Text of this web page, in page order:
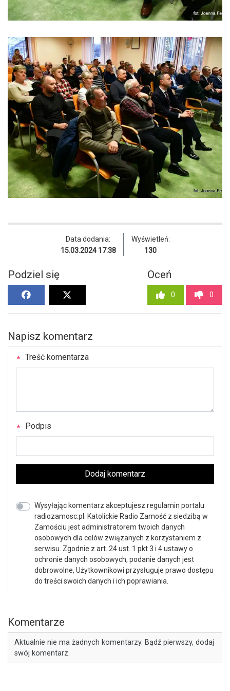
Data dodania:
15.03.2024 17:38
Wyświetleń:
130
Podziel się Oceń
0 0
Napisz komentarz
Treść komentarza
Podpis
Dodaj komentarz
Wysyłając komentarz akceptujesz regulamin portalu
radiozamosc.pl. Katolickie Radio Zamość z siedzibą w
Zamościu jest administratorem twoich danych
osobowych dla celów związanych z korzystaniem z
serwisu. Zgodnie z art. 24 ust. 1 pkt 3 i 4 ustawy o
ochronie danych osobowych, podanie danych jest
dobrowolne, Użytkownikowi przysługuje prawo dostępu
do treści swoich danych i ich poprawiania.
Komentarze
Aktualnie nie ma żadnych komentarzy. Bądź pierwszy, dodaj
swój komentarz.